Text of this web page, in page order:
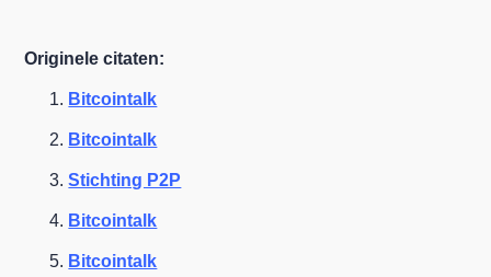
Originele citaten:
Bitcointalk
Bitcointalk
Stichting P2P
Bitcointalk
Bitcointalk